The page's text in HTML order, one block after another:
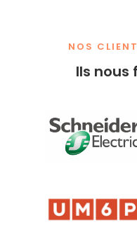
NOS
Ils